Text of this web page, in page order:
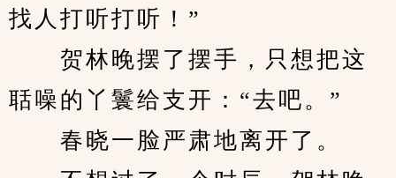
找人打听打听！”
贺林晚摆了摆手，只想把这
聒噪的丫鬟给支开：“去吧。”
春晓一脸严肃地离开了。